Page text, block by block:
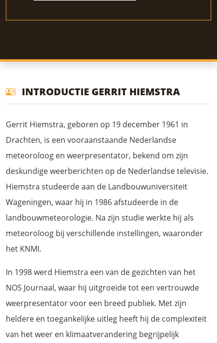
INTRODUCTIE GERRIT HIEMSTRA
Gerrit Hiemstra, geboren op 19 december 1961 in
Drachten, is een vooraanstaande Nederlandse
meteoroloog en weerpresentator, bekend om zijn
deskundige weerberichten op de Nederlandse televisie.
Hiemstra studeerde aan de Landbouwuniversiteit
Wageningen, waar hij in 1986 afstudeerde in de
landbouwmeteorologie. Na zijn studie werkte hij als
meteoroloog bij verschillende instellingen, waaronder
het KNMI.
In 1998 werd Hiemstra een van de gezichten van het
NOS Journaal, waar hij uitgroeide tot een vertrouwde
weerpresentator voor een breed publiek. Met zijn
heldere en toegankelijke uitleg heeft hij de complexiteit
van het weer en klimaatverandering begrijpelijk